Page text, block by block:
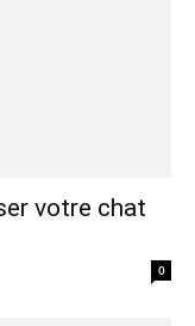
votre chat
0